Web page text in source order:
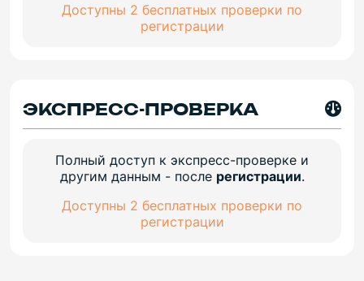
Доступны 2 бесплатных проверки по
регистрации
ЭКСПРЕСС-ПРОВЕРКА
Полный доступ к экспресс-проверке и
другим данным - после регистрации.
Доступны 2 бесплатных проверки по
регистрации